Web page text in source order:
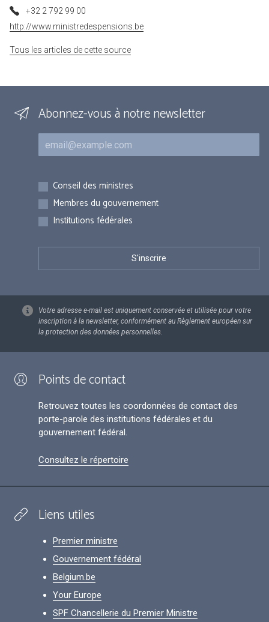
+32 2 792 99 00
http://www.ministredespensions.be
Tous les articles de cette source
Abonnez-vous à notre newsletter
Courriel
Inscriptions
Conseil des ministres
Membres du gouvernement
Institutions fédérales
Votre adresse e-mail est uniquement conservée et utilisée pour votre
inscription à la newsletter, conformément au Règlement européen sur
la protection des données personnelles.
Points de contact
Retrouvez toutes les coordonnées de contact des
porte-parole des institutions fédérales et du
gouvernement fédéral.
Consultez le répertoire
Liens utiles
Premier ministre
Gouvernement fédéral
Belgium.be
Your Europe
SPF Chancellerie du Premier Ministre